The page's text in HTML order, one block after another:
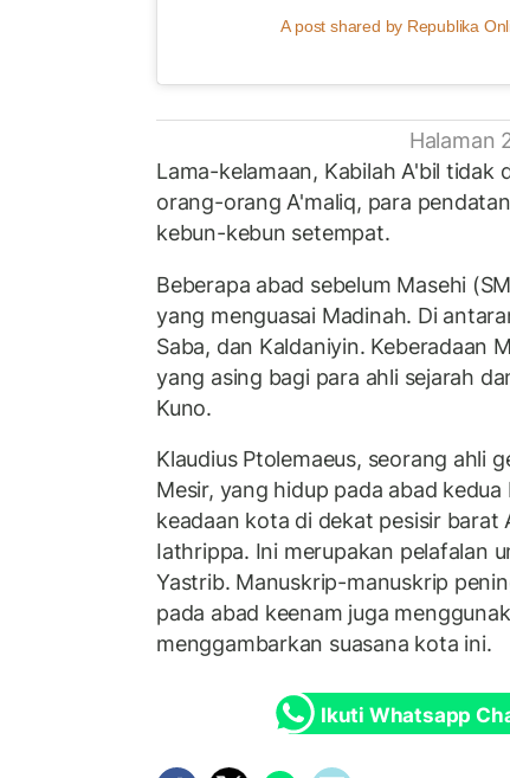
A post shared by Republika
Halaman
Lama-kelamaan, Kabilah A'bil tidak
orang-orang A'maliq, para
kebun-kebun setempat.
Beberapa abad sebelum Masehi
yang menguasai Madinah. Di
Saba, dan Kaldaniyin. Keberadaan
yang asing bagi para ahli sejarah
Kuno.
Klaudius Ptolemaeus, seorang ahli
Mesir, yang hidup pada abad
keadaan kota di dekat pesisir barat
Iathrippa. Ini merupakan pelafalan
Yastrib. Manuskrip-manuskrip
pada abad keenam juga
menggambarkan suasana kota ini.
Ikuti Whatsapp